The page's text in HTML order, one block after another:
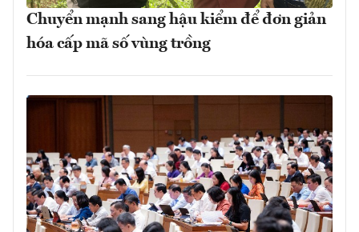
Chuyển mạnh sang hậu kiểm để đơn giản
hóa cấp mã số vùng trồng